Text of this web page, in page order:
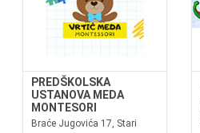
PREDŠKOLSKA
USTANOVA MEDA
MONTESORI
Braće Jugovića 17, Stari